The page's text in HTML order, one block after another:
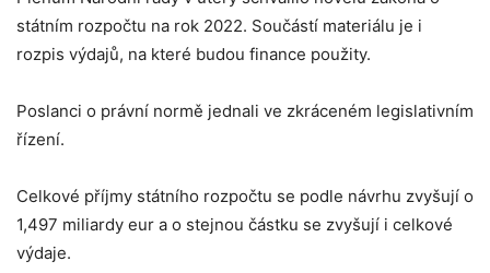
státním rozpočtu na rok 2022. Součástí materiálu je i
rozpis výdajů, na které budou finance použity.
Poslanci o právní normě jednali ve zkráceném legislativním
řízení.
Celkové příjmy státního rozpočtu se podle návrhu zvyšují o
1,497 miliardy eur a o stejnou částku se zvyšují i celkové
výdaje.